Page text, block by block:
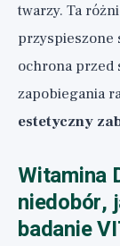
twarzy. Ta
przyspieszone
ochrona przed
zapobiegania
estetyczny
Witamina
niedobór,
badanie